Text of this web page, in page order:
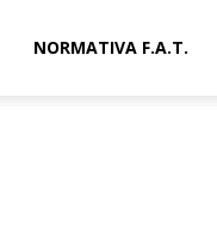
NORMATIVA F.A.T.